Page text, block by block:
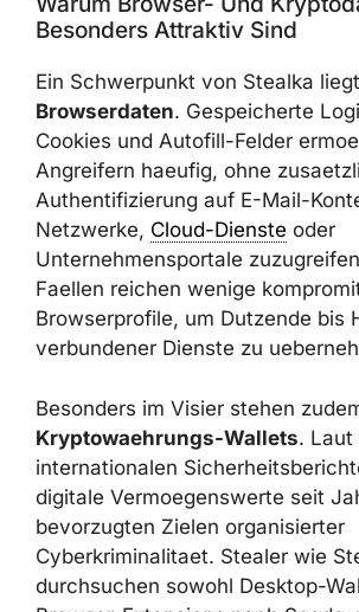
Warum Browser- Und
Besonders Attraktiv Sind
Ein Schwerpunkt von Stealka
Browserdaten. Gespeicherte
Session-Cookies und Autofill-
ermoeglichen es Angreifern
zusaetzliche Authentifizierung
Konten, soziale Netzwerke,
oder Unternehmensportale
vielen Faellen reichen wenige
Browserprofile, um Dutzende bis
verbundener Dienste zu
Besonders im Visier stehen
Kryptowaehrungs-Wallets. Laut
internationalen
digitale Vermoegenswerte seit
bevorzugten Zielen organisierter
Cyberkriminalitaet. Stealer wie
durchsuchen sowohl Desktop-